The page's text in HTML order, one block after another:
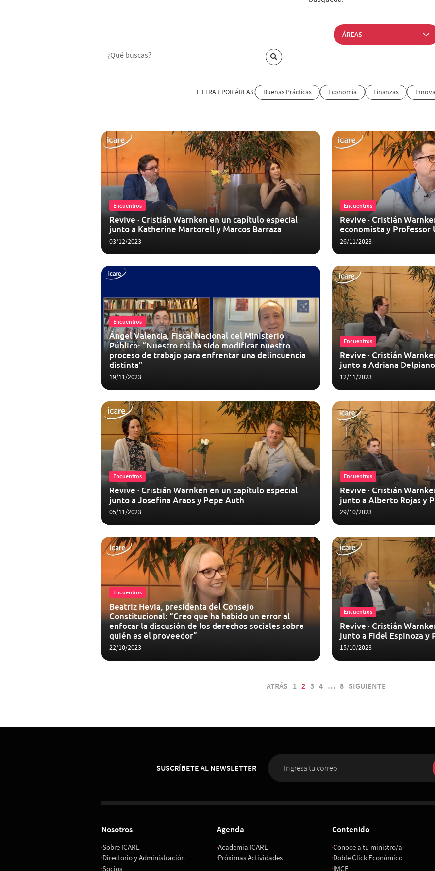
FILTRAR POR ÁREAS: Buenas Prácticas Economía Finanzas
Encuentros
Revive · Cristián Warnken en un capítulo especial
junto a Katherine Martorell y Marcos Barraza
03/12/2023
Encuentros
Revive · Cristián
economista y Professor
26/11/2023
Encuentros
Ángel Valencia, Fiscal Nacional del Ministerio
Público: “Nuestro rol ha sido modificar nuestro
proceso de trabajo para enfrentar una delincuencia
distinta”
19/11/2023
Encuentros
Revive · Cristián
junto a Adriana
12/11/2023
Encuentros
Revive · Cristián Warnken en un capítulo especial
junto a Josefina Araos y Pepe Auth
05/11/2023
Encuentros
Revive · Cristián
junto a Alberto Rojas y
29/10/2023
Encuentros
Beatriz Hevia, presidenta del Consejo
Constitucional: “Creo que ha habido un error al
enfocar la discusión de los derechos sociales sobre
quién es el proveedor”
22/10/2023
Encuentros
Revive · Cristián
junto a Fidel Espinoza y
15/10/2023
ATRÁS 1 2 3 4 … 8 SIGUIENTE
SUSCRÍBETE AL NEWSLETTER
Nosotros
Sobre ICARE
Directorio y Administración
Socios
Agenda
Academia ICARE
Próximas Actividades
Contenido
Conoce a tu ministro/a
Doble Click Económico
IMCE